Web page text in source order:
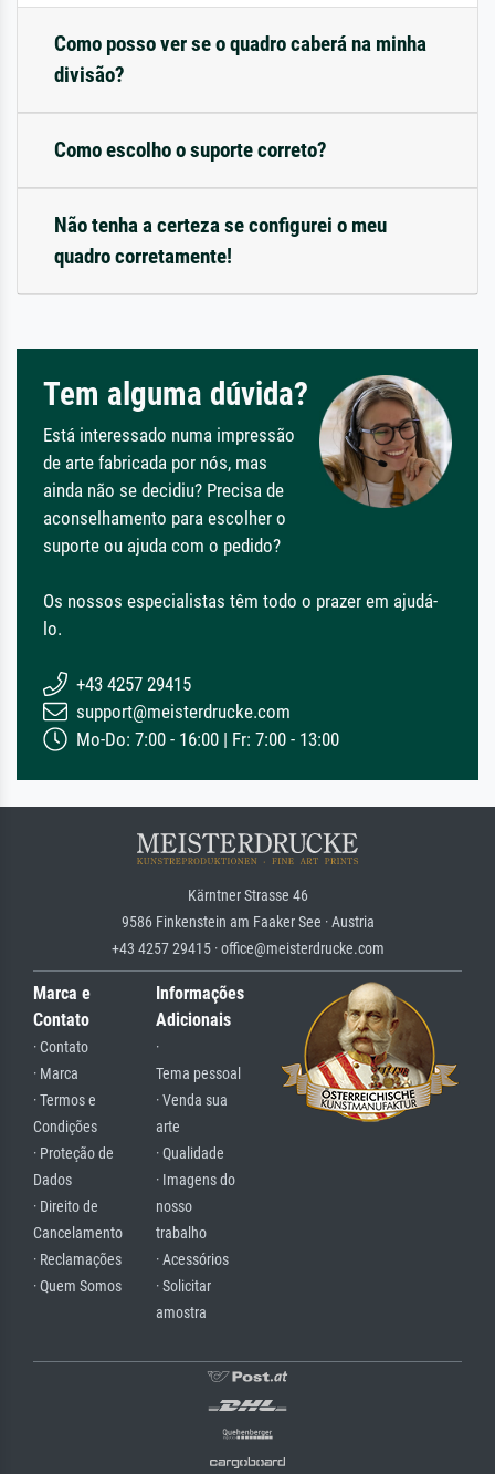
Como posso ver se o quadro caberá na minha
divisão?
Como escolho o suporte correto?
Não tenha a certeza se configurei o meu
quadro corretamente!
Tem alguma dúvida?
Está interessado numa impressão
de arte fabricada por nós, mas
ainda não se decidiu? Precisa de
aconselhamento para escolher o
suporte ou ajuda com o pedido?
Os nossos especialistas têm todo o prazer em ajudá-
lo.
+43 4257 29415
support@meisterdrucke.com
Mo-Do: 7:00 - 16:00 | Fr: 7:00 - 13:00
Kärntner Strasse 46
9586 Finkenstein am Faaker See · Austria
+43 4257 29415 · office@meisterdrucke.com
Marca e
Contato
· Contato
· Marca
· Termos e
Condições
· Proteção de
Dados
· Direito de
Cancelamento
· Reclamações
· Quem Somos
Informações
Adicionais
·
Tema pessoal
· Venda sua
arte
· Qualidade
· Imagens do
nosso
trabalho
· Acessórios
· Solicitar
amostra